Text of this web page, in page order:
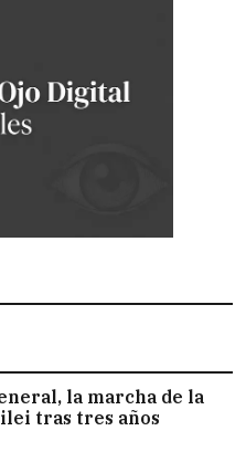
la marcha de la
tras tres años